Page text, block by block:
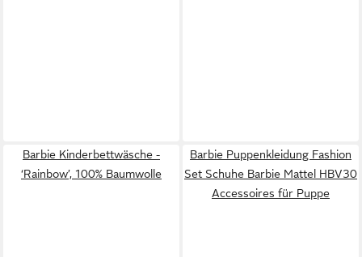
Barbie Kinderbettwäsche -
‘Rainbow’, 100% Baumwolle
Barbie Puppenkleidung Fashion
Set Schuhe Barbie Mattel HBV30
Accessoires für Puppe